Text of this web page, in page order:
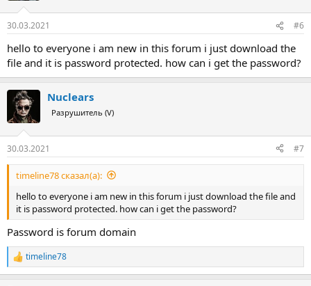
30.03.2021 #6
hello to everyone i am new in this forum i just download the
file and it is password protected. how can i get the password?
Nuclears
Разрушитель (V)
30.03.2021 #7
timeline78 сказал(а):
hello to everyone i am new in this forum i just download the file and
it is password protected. how can i get the password?
Password is forum domain
Р
е
timeline78